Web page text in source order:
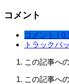
コメント
コメント ( 0 )
トラックバ
この記事へ
この記事へ